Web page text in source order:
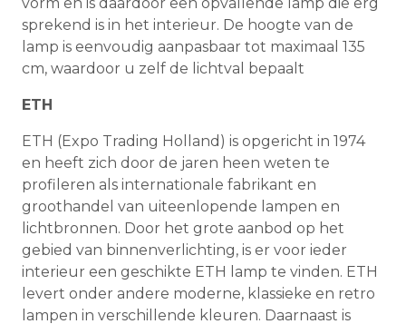
sprekend is in het interieur. De hoogte van de
lamp is eenvoudig aanpasbaar tot maximaal 135
cm, waardoor u zelf de lichtval bepaalt
ETH
ETH (Expo Trading Holland) is opgericht in 1974
en heeft zich door de jaren heen weten te
profileren als internationale fabrikant en
groothandel van uiteenlopende lampen en
lichtbronnen. Door het grote aanbod op het
gebied van binnenverlichting, is er voor ieder
interieur een geschikte ETH lamp te vinden. ETH
levert onder andere moderne, klassieke en retro
lampen in verschillende kleuren. Daarnaast is